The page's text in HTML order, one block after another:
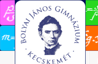
Dokumentumok